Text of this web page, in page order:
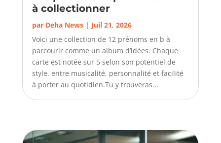
à collectionner
par Deha News| Juil 21, 2026
Voici une collection de 12 prénoms en b à
parcourir comme un album d’idées. Chaque
carte est notée sur 5 selon son potentiel de
style, entre musicalité, personnalité et facilité
à porter au quotidien.Tu y trouveras...